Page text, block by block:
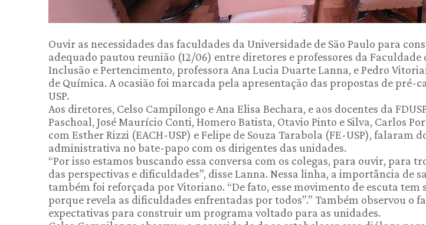
Ouvir as necessidades das faculdades da Universidade de São Paulo para
adequado pautou reunião (12/06) entre diretores e professores da
Inclusão e Pertencimento, professora Ana Lucia Duarte Lanna, e Pedro
de Química. A ocasião foi marcada pela apresentação das propostas de pré-
USP.
Aos diretores, Celso Campilongo e Ana Elisa Bechara, e aos docentes da
Paschoal, José Maurício Conti, Homero Batista, Otavio Pinto e Silva, Carlos
com Esther Rizzi (EACH-USP) e Felipe de Souza Tarabola (FE-USP), falaram
administrativa no bate-papo com os dirigentes das unidades.
“Por isso estamos buscando essa conversa com os colegas, para ouvir, para
das perspectivas e dificuldades”, disse Lanna. Nessa linha, a importância de
também foi reforçada por Vitoriano. “De fato, esse movimento de escuta
porque revela as dificuldades enfrentadas por todos”.” Também observou o
expectativas para construir um programa voltado para as unidades.